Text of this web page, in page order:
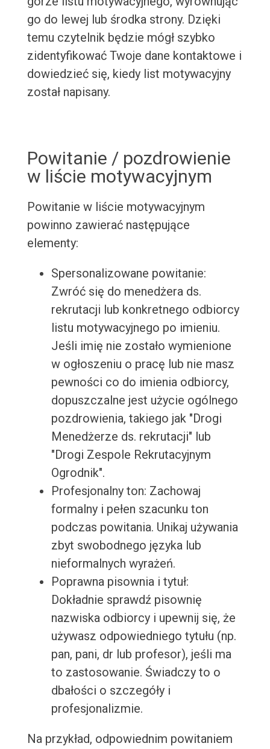
go do lewej lub środka strony. Dzięki
temu czytelnik będzie mógł szybko
zidentyfikować Twoje dane kontaktowe i
dowiedzieć się, kiedy list motywacyjny
został napisany.
Powitanie / pozdrowienie
w liście motywacyjnym
Powitanie w liście motywacyjnym
powinno zawierać następujące
elementy:
Spersonalizowane powitanie:
Zwróć się do menedżera ds.
rekrutacji lub konkretnego odbiorcy
listu motywacyjnego po imieniu.
Jeśli imię nie zostało wymienione
w ogłoszeniu o pracę lub nie masz
pewności co do imienia odbiorcy,
dopuszczalne jest użycie ogólnego
pozdrowienia, takiego jak "Drogi
Menedżerze ds. rekrutacji" lub
"Drogi Zespole Rekrutacyjnym
Ogrodnik".
Profesjonalny ton: Zachowaj
formalny i pełen szacunku ton
podczas powitania. Unikaj używania
zbyt swobodnego języka lub
nieformalnych wyrażeń.
Poprawna pisownia i tytuł:
Dokładnie sprawdź pisownię
nazwiska odbiorcy i upewnij się, że
używasz odpowiedniego tytułu (np.
pan, pani, dr lub profesor), jeśli ma
to zastosowanie. Świadczy to o
dbałości o szczegóły i
profesjonalizmie.
Na przykład, odpowiednim powitaniem